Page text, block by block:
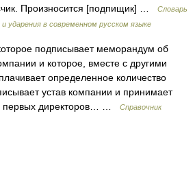
Произносится [подпищик] …
Словарь
ударения в современном русском языке
подписывает меморандум об
и которое, вместе с другими
определенное количество
устав компании и принимает
первых директоров… …
Справочник